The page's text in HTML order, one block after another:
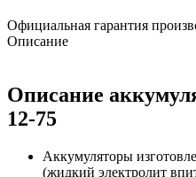
Официальная гарантия
Описание
Описание
12-75
Аккумуляторы
(жидкий электролит